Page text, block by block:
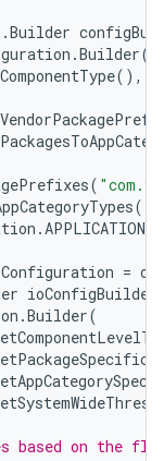
.Builder
.Builder(
(),
(
(
.
=
ioConfigBuilder
.Builder(
based on the